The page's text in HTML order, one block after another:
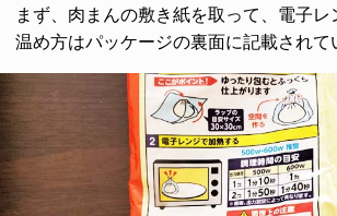
まず、肉まんの敷き紙を取って、電子レ
温め方はパッケージの裏面に記載されて